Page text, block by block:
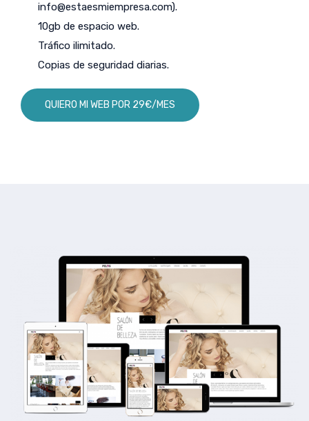
info@estaesmiempresa.com).
10gb de espacio web.
Tráfico ilimitado.
Copias de seguridad diarias.
QUIERO MI WEB POR 29€/MES